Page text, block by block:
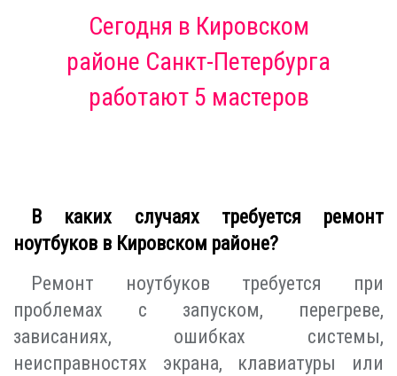
Сегодня в Кировском
районе Санкт-Петербурга
работают 5 мастеров
В каких случаях требуется ремонт
ноутбуков в Кировском районе?
Ремонт ноутбуков требуется при
проблемах с запуском, перегреве,
зависаниях, ошибках системы,
неисправностях экрана, клавиатуры или